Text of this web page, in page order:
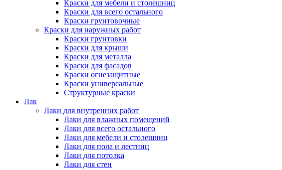
Краски для мебели и столешниц
Краски для всего остального
Краски грунтовочные
Краски для наружных работ
Краски грунтовки
Краски для крыши
Краски для металла
Краски для фасадов
Краски огнезащитные
Краски универсальные
Структурные краски
Лак
Лаки для внутренних работ
Лаки для влажных помещений
Лаки для всего остального
Лаки для мебели и столешниц
Лаки для пола и лестниц
Лаки для потолка
Лаки для стен